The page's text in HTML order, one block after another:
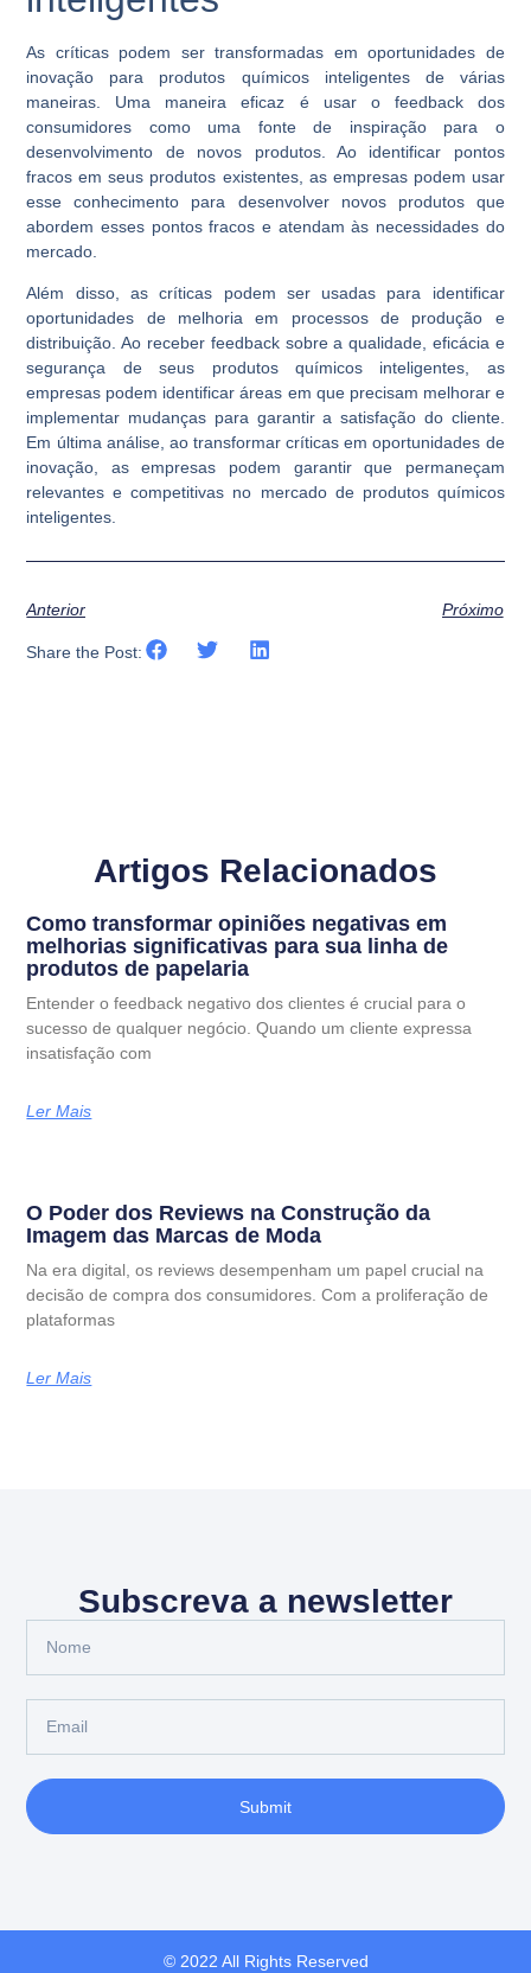
As críticas podem ser transformadas em oportunidades de
inovação para produtos químicos inteligentes de várias
maneiras. Uma maneira eficaz é usar o feedback dos
consumidores como uma fonte de inspiração para o
desenvolvimento de novos produtos. Ao identificar pontos
fracos em seus produtos existentes, as empresas podem usar
esse conhecimento para desenvolver novos produtos que
abordem esses pontos fracos e atendam às necessidades do
mercado.
Além disso, as críticas podem ser usadas para identificar
oportunidades de melhoria em processos de produção e
distribuição. Ao receber feedback sobre a qualidade, eficácia e
segurança de seus produtos químicos inteligentes, as
empresas podem identificar áreas em que precisam melhorar e
implementar mudanças para garantir a satisfação do cliente.
Em última análise, ao transformar críticas em oportunidades de
inovação, as empresas podem garantir que permaneçam
relevantes e competitivas no mercado de produtos químicos
inteligentes.
Anterior Próximo
Share the Post:
Artigos Relacionados
Como transformar opiniões negativas em
melhorias significativas para sua linha de
produtos de papelaria
Entender o feedback negativo dos clientes é crucial para o
sucesso de qualquer negócio. Quando um cliente expressa
insatisfação com
Ler Mais
O Poder dos Reviews na Construção da
Imagem das Marcas de Moda
Na era digital, os reviews desempenham um papel crucial na
decisão de compra dos consumidores. Com a proliferação de
plataformas
Ler Mais
Subscreva a newsletter
Submit
© 2022 All Rights Reserved